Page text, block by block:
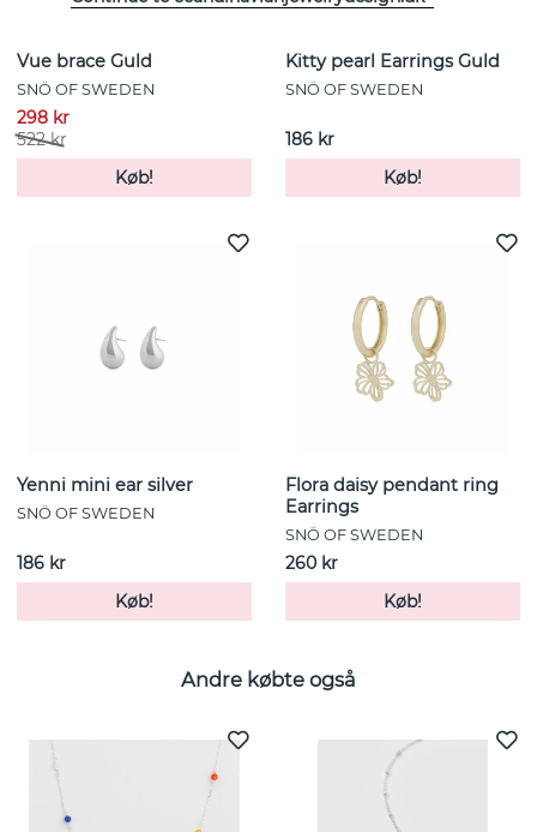
Vue brace Guld
SNÖ OF SWEDEN
298 kr
522 kr
Køb!
Kitty pearl Earrings Guld
SNÖ OF SWEDEN
186 kr
Køb!
Yenni mini ear silver
SNÖ OF SWEDEN
186 kr
Køb!
Flora daisy pendant ring
Earrings
SNÖ OF SWEDEN
260 kr
Køb!
Andre købte også